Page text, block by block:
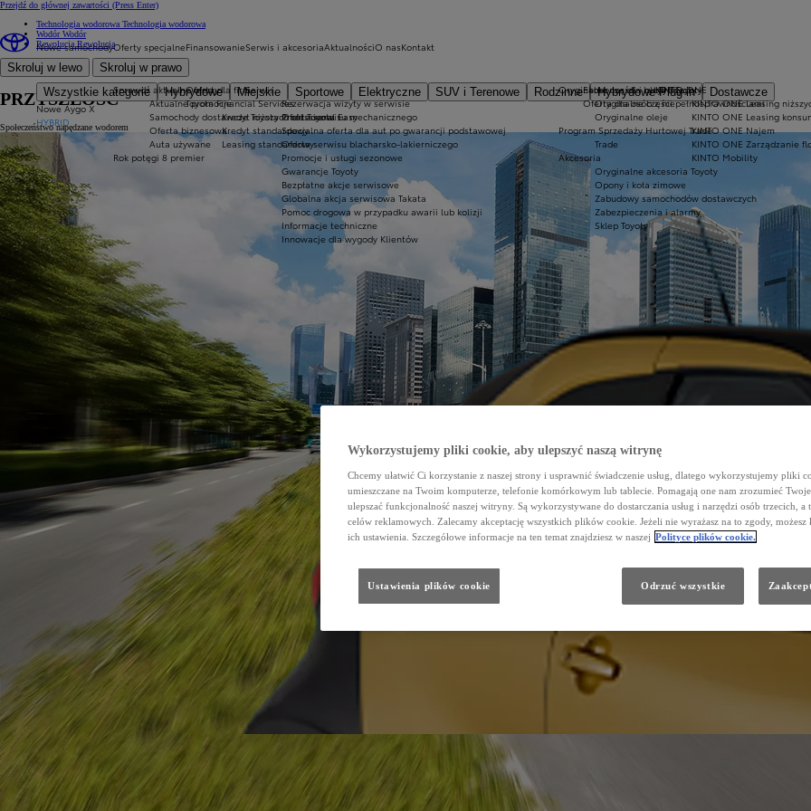
Przejdź do głównej zawartości (Press Enter)
Nowe samochody
Wszystkie kategorie Hybrydowe Miejskie Sportowe Elektryczne SUV i Terenowe Rodzinne Hybrydowe Plug-in
Dostawcze
Nowe Aygo X
HYBRID
Oferty specjalne
Sprawdź aktualne oferty
Aktualne promocje
Samochody dostawcze Toyota Professional
Oferta biznesowa
Auta używane
Rok potęgi 8 premier
Ekobonus dla hybryd Toyoty
Oferta dla osób z niepełnosprawnościami
Finansowanie
Oferta dla firm
Toyota Financial Services
Kredyt niższych rat Toyota Easy
Kredyt standardowy
Leasing standardowy
KINTO ONE
KINTO ONE Leasing
KINTO ONE Leasing
KINTO ONE Najem
KINTO ONE Zarządzanie
KINTO Mobility
Serwis i akcesoria
Serwis
Rezerwacja wizyty w serwisie
Oferta serwisu mechanicznego
Specjalna oferta dla aut po gwarancji podstawowej
Oferta serwisu blacharsko-lakierniczego
Promocje i usługi sezonowe
Gwarancje Toyoty
Bezpłatne akcje serwisowe
Globalna akcja serwisowa Takata
Pomoc drogowa w przypadku awarii lub kolizji
Informacje techniczne
Innowacje dla wygody Klientów
Oryginalne części i oleje Toyoty
Oryginalne części
Oryginalne oleje
Program Sprzedaży Hurtowej Trade
Trade
Akcesoria
Oryginalne akcesoria Toyoty
Opony i koła zimowe
Zabudowy samochodów dostawczych
Zabezpieczenia i alarmy
Sklep Toyoty
AktualnościO nasKontakt
Technologia wodorowa Technologia wodorowa
WodórWodór
Rewolucja Rewolucja
Skroluj w lewo Skroluj w prawo
PRZYSZŁOŚĆ
Społeczeństwo napędzane wodorem
Wykorzystujemy pliki cookie, aby ulepszyć naszą witrynę
Chcemy ułatwić Ci korzystanie z naszej strony i usprawnić świadczenie usług, dlatego wykorzystujemy pliki
umieszczane na Twoim komputerze, telefonie komórkowym lub tablecie. Pomagają one nam zrozumieć
ulepszać funkcjonalność naszej witryny. Są wykorzystywane do dostarczania usług i narzędzi osób trzecich, a
celów reklamowych. Zalecamy akceptację wszystkich plików cookie. Jeżeli nie wyrażasz na to zgody, możesz
ich ustawienia. Szczegółowe informacje na ten temat znajdziesz w naszej Polityce plików cookie.
Odrzuć wszystkie
Ustawienia plików cookie